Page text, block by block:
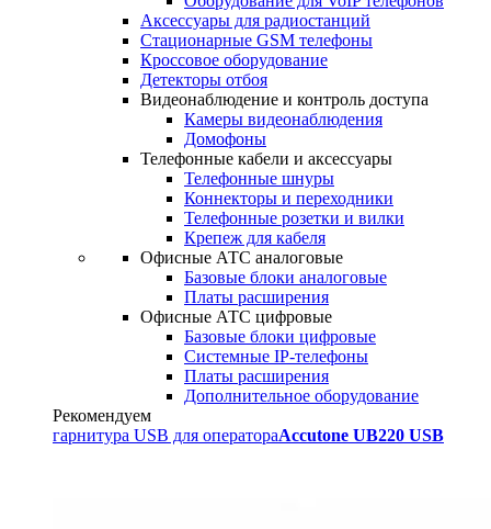
Аксессуары для радиостанций
Стационарные GSM телефоны
Кроссовое оборудование
Детекторы отбоя
Видеонаблюдение и контроль доступа
Камеры видеонаблюдения
Домофоны
Телефонные кабели и аксессуары
Телефонные шнуры
Коннекторы и переходники
Телефонные розетки и вилки
Крепеж для кабеля
Офисные АТС аналоговые
Базовые блоки аналоговые
Платы расширения
Офисные АТС цифровые
Базовые блоки цифровые
Системные IP-телефоны
Платы расширения
Дополнительное оборудование
Рекомендуем
гарнитура USB для оператораAccutone UB220 USB